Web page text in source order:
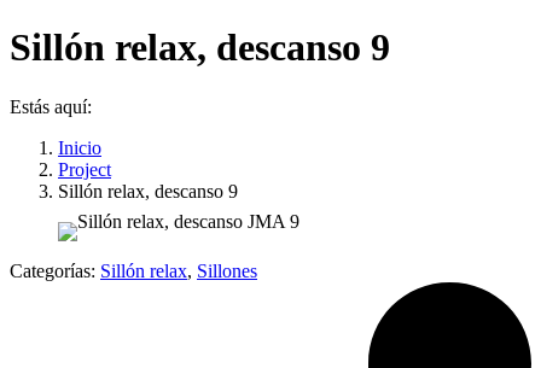
Sillón relax, descanso 9
Estás aquí:
Inicio
Project
Sillón relax, descanso 9
Categorías: Sillón relax, Sillones